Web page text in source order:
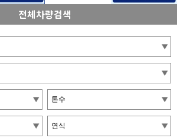
전체차량검색